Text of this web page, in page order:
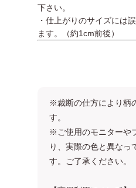
下さい。
・仕上がりのサイズには
ます。（約1cm前後）
※裁断の仕方により柄
す。
※ご使用のモニターや
り、実際の色と異なっ
す。ご了承ください。